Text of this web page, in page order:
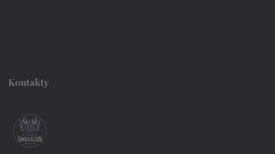
Kontakty